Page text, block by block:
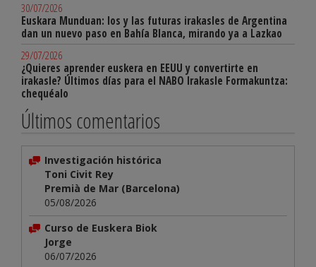
30/07/2026
Euskara Munduan: los y las futuras irakasles de Argentina
dan un nuevo paso en Bahía Blanca, mirando ya a Lazkao
29/07/2026
¿Quieres aprender euskera en EEUU y convertirte en
irakasle? Últimos días para el NABO Irakasle Formakuntza:
chequéalo
Últimos comentarios
Investigación histórica
Toni Civit Rey
Premià de Mar (Barcelona)
05/08/2026
Curso de Euskera Biok
Jorge
06/07/2026